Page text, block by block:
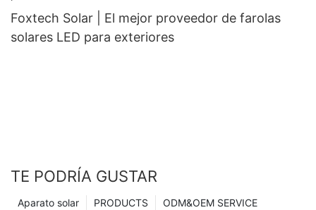
Foxtech Solar | El mejor proveedor de farolas
solares LED para exteriores
TE PODRÍA GUSTAR
ODM&OEM SERVICE
PRODUCTS
Aparato solar